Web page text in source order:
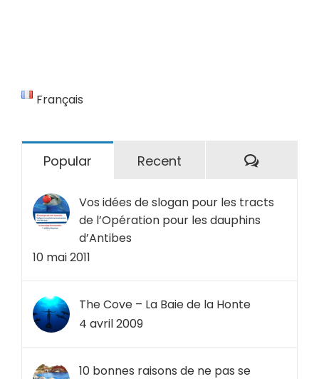
Français
Popular Recent
Vos idées de slogan pour les tracts
de l’Opération pour les dauphins
d’Antibes
10 mai 2011
The Cove – La Baie de la Honte
4 avril 2009
10 bonnes raisons de ne pas se